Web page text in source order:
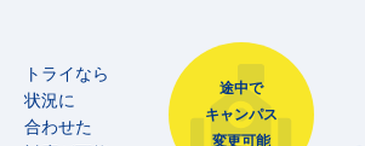
トライなら
状況に
合わせた
途中で
キャンパス
変更可能